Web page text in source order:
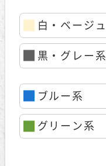
白・ベージュ
黒・グレー系
ブルー系
グリーン系